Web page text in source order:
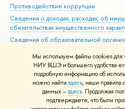
Мы используем файлы cookies для
НИУ ВШЭ и большего удобства
подробную информацию об
можно найти здесь, наши правила
данных –здесь. Продолжая
подтверждаете, что были
Противодействие коррупции
Сведения о доходах, расходах, об
обязательствах имущественного
Сведения об образовательной
Людям с ограниченными
Единая платежная страница
Работа в Вышке